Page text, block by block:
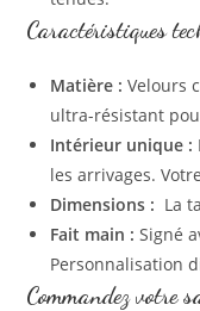
Caractéristiques
Matière : Velours
ultra-résistant
Intérieur unique :
les arrivages.
Dimensions : La
Fait main : Signé
Personnalisation
Commandez votre